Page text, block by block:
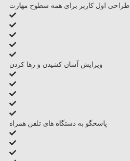
طراحی اول کاربر برای همه سطوح مهارت
ویرایش آسان کشیدن و رها کردن
پاسخگو به دستگاه های تلفن همراه